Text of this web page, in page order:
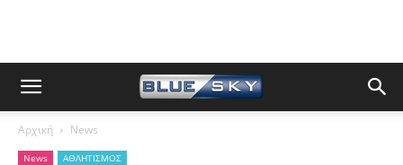
Αρχική News
News ΑΘΛΗΤΙΣΜΟΣ